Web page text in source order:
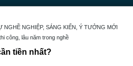
NGHIỆP, SÁNG KIẾN, Ý TƯỞNG MỚI
công, lâu năm trong nghề
tiền nhất?